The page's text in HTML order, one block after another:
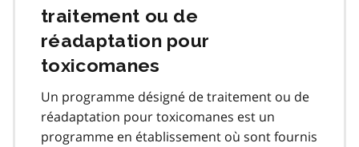
traitement ou de
réadaptation pour
toxicomanes
Un programme désigné de traitement ou de
réadaptation pour toxicomanes est un
programme en établissement où sont fournis